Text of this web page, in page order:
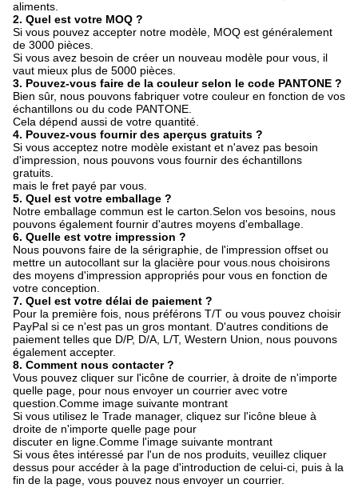
aliments.
2. Quel est votre MOQ ?
Si vous pouvez accepter notre modèle, MOQ est généralement
de 3000 pièces.
Si vous avez besoin de créer un nouveau modèle pour vous, il
vaut mieux plus de 5000 pièces.
3. Pouvez-vous faire de la couleur selon le code PANTONE ?
Bien sûr, nous pouvons fabriquer votre couleur en fonction de vos
échantillons ou du code PANTONE.
Cela dépend aussi de votre quantité.
4. Pouvez-vous fournir des aperçus gratuits ?
Si vous acceptez notre modèle existant et n'avez pas besoin
d'impression, nous pouvons vous fournir des échantillons
gratuits.
mais le fret payé par vous.
5. Quel est votre emballage ?
Notre emballage commun est le carton.Selon vos besoins, nous
pouvons également fournir d'autres moyens d'emballage.
6. Quelle est votre impression ?
Nous pouvons faire de la sérigraphie, de l'impression offset ou
mettre un autocollant sur la glacière pour vous.nous choisirons
des moyens d'impression appropriés pour vous en fonction de
votre conception.
7. Quel est votre délai de paiement ?
Pour la première fois, nous préférons T/T ou vous pouvez choisir
PayPal si ce n'est pas un gros montant. D'autres conditions de
paiement telles que D/P, D/A, L/T, Western Union, nous pouvons
également accepter.
8. Comment nous contacter ?
Vous pouvez cliquer sur l'icône de courrier, à droite de n'importe
quelle page, pour nous envoyer un courrier avec votre
question.Comme image suivante montrant
Si vous utilisez le Trade manager, cliquez sur l'icône bleue à
droite de n'importe quelle page pour
discuter en ligne.Comme l'image suivante montrant
Si vous êtes intéressé par l'un de nos produits, veuillez cliquer
dessus pour accéder à la page d'introduction de celui-ci, puis à la
fin de la page, vous pouvez nous envoyer un courrier.